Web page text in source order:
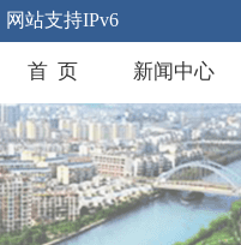
网站支持IPv6
首 页 新闻中心